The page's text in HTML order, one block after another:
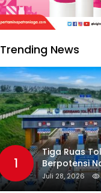
Trending News
1
Tiga Ruas
Berpotensi
Tunggu Hasil
Standar
Juli 28, 2026